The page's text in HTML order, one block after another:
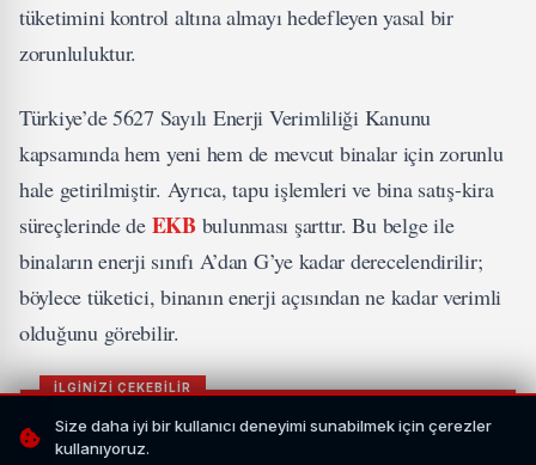
tüketimini kontrol altına almayı hedefleyen yasal bir
zorunluluktur.
Türkiye’de 5627 Sayılı Enerji Verimliliği Kanunu
kapsamında hem yeni hem de mevcut binalar için zorunlu
hale getirilmiştir. Ayrıca, tapu işlemleri ve bina satış-kira
süreçlerinde de EKB bulunması şarttır. Bu belge ile
binaların enerji sınıfı A’dan G’ye kadar derecelendirilir;
böylece tüketici, binanın enerji açısından ne kadar verimli
olduğunu görebilir.
İLGİNİZİ ÇEKEBİLİR
Size daha iyi bir kullanıcı deneyimi sunabilmek için çerezler
kullanıyoruz.